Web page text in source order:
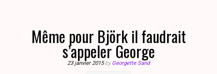
Même pour Björk il faudrait
s’appeler George
23 janvier 2015byGeorgette Sand